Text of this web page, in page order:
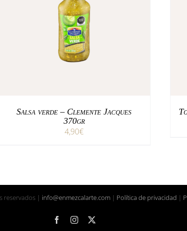
AÑADIR AL CARRITO /
Salsa verde – Clemente Jacques
370gr
4,90€
reservados | info@enmezcalarte.com | Política de privacidad |
FacebookInstagram